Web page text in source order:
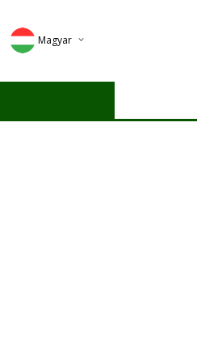
Magyar
Deutsch